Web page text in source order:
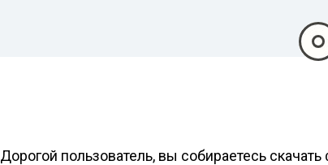
Дорогой пользователь, вы собираетесь